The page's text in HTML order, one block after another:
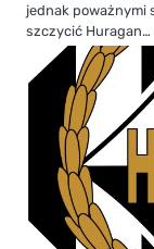
jednak poważnymi
szczycić Huragan…